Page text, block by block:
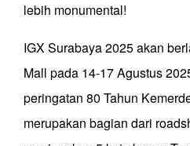
lebih monumental!
IGX Surabaya 2025 akan
Mall pada 14-17 Agustus
peringatan 80 Tahun
merupakan bagian dari